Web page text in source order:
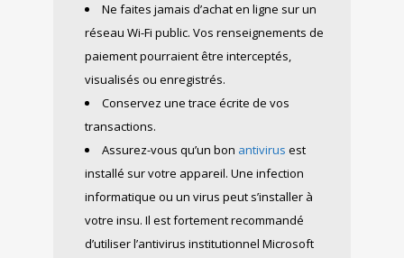
Ne faites jamais d’achat en ligne sur un
réseau Wi-Fi public. Vos renseignements de
paiement pourraient être interceptés,
visualisés ou enregistrés.
Conservez une trace écrite de vos
transactions.
Assurez-vous qu’un bon antivirus est
installé sur votre appareil. Une infection
informatique ou un virus peut s’installer à
votre insu. Il est fortement recommandé
d’utiliser l’antivirus institutionnel Microsoft